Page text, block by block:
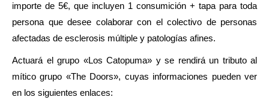
importe de 5€, que incluyen 1 consumición + tapa para toda
persona que desee colaborar con el colectivo de personas
afectadas de esclerosis múltiple y patologías afines.
Actuará el grupo «Los Catopuma» y se rendirá un tributo al
mítico grupo «The Doors», cuyas informaciones pueden ver
en los siguientes enlaces: